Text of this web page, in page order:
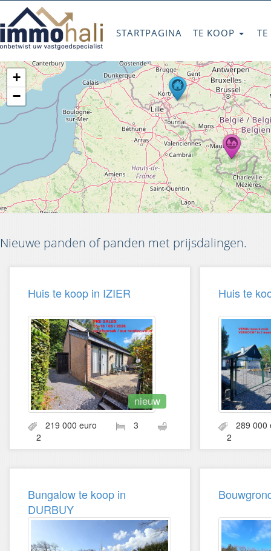
STARTPAGINA TE KOOP
+
−
Nieuwe panden of panden met prijsdalingen.
Huis te koop in IZIER
nieuw
219 000 euro
3
2
Huis te
289
2
Bungalow te koop in
DURBUY